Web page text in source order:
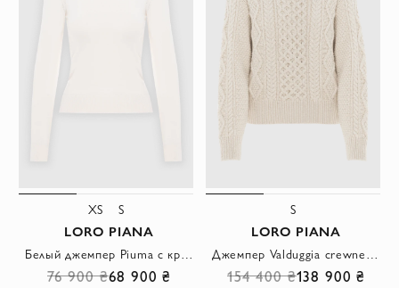
XS S
LORO PIANA
Белый джемпер Piuma с круглым вырезом из тончайшего и мягкого кашемира
76 900 ₴68 900 ₴
S
LORO PIANA
Джемпер Valduggia crewneck из кашемира бежевый женский
154 400 ₴138 900 ₴